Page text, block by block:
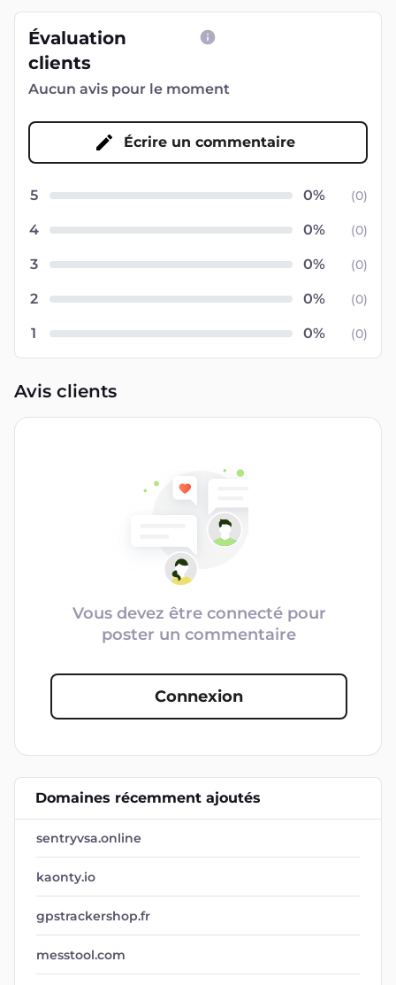
Évaluation
clients
Aucun avis pour le moment
Écrire un commentaire
5 (0)
4 (0)
3 (0)
2 (0)
1 (0)
Avis clients
Vous devez être connecté pour
poster un commentaire
Connexion
Domaines récemment ajoutés
sentryvsa.online
kaonty.io
gpstrackershop.fr
messtool.com